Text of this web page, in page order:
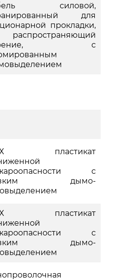
силовой,
для
прокладки,
распространяющий
с
пластикат
с
дымо-
пластикат
с
дымо-